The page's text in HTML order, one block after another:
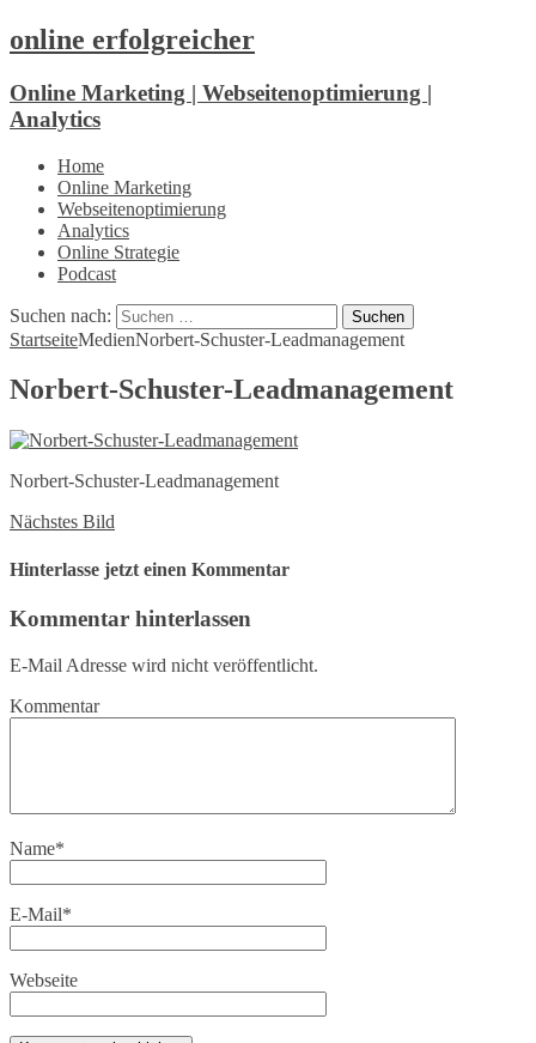
online erfolgreicher
Online Marketing | Webseitenoptimierung |
Analytics
Home
Online Marketing
Webseitenoptimierung
Analytics
Online Strategie
Podcast
Suchen nach:
StartseiteMedienNorbert-Schuster-Leadmanagement
Norbert-Schuster-Leadmanagement
Norbert-Schuster-Leadmanagement
Nächstes Bild
Hinterlasse jetzt einen Kommentar
Kommentar hinterlassen
E-Mail Adresse wird nicht veröffentlicht.
Kommentar
Name*
E-Mail*
Webseite